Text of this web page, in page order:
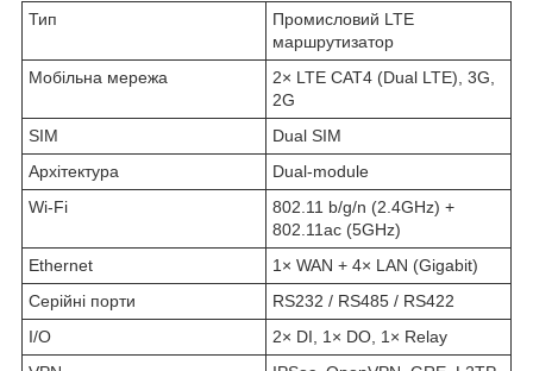
Тип
Промисловий LTE
маршрутизатор
Мобільна мережа
2× LTE CAT4 (Dual LTE), 3G,
2G
SIM
Dual SIM
Архітектура
Dual-module
Wi-Fi
802.11 b/g/n (2.4GHz) +
802.11ac (5GHz)
Ethernet
1× WAN + 4× LAN (Gigabit)
Серійні порти
RS232 / RS485 / RS422
I/O
2× DI, 1× DO, 1× Relay